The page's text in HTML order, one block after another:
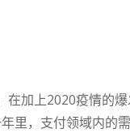
加上2020疫情的
里，支付领域内的